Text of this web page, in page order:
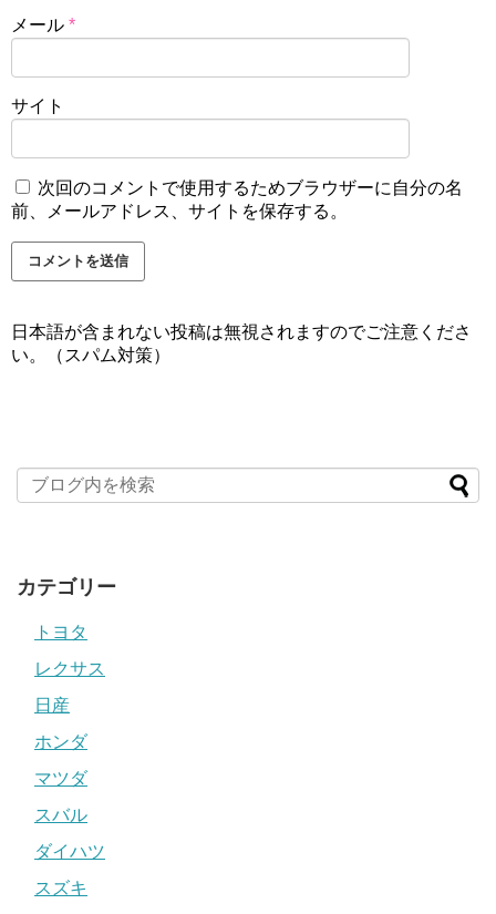
メール *
サイト
次回のコメントで使用するためブラウザーに自分の名
前、メールアドレス、サイトを保存する。
日本語が含まれない投稿は無視されますのでご注意くださ
い。（スパム対策）
カテゴリー
トヨタ
レクサス
日産
ホンダ
マツダ
スバル
ダイハツ
スズキ